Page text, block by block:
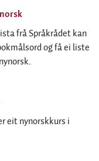
frå Språkrådet kan
og få ei liste
eit nynorskkurs i